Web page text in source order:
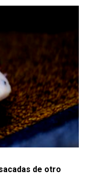
de otro